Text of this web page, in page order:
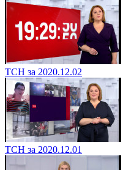
ТСН за 2020.12.02
ТСН за 2020.12.01